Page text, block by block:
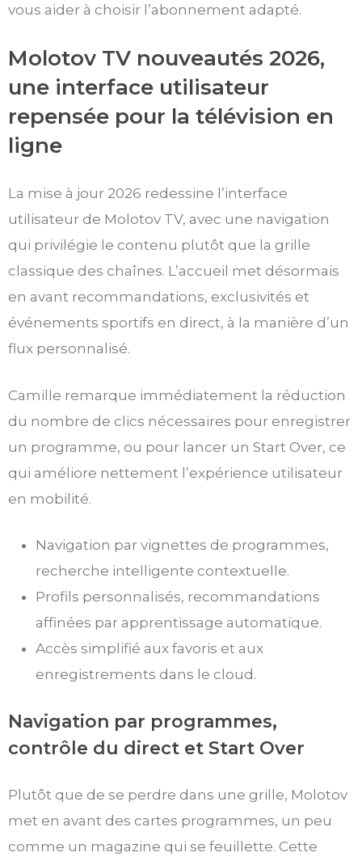
vous aider à choisir l’abonnement adapté.
Molotov TV nouveautés 2026,
une interface utilisateur
repensée pour la télévision en
ligne
La mise à jour 2026 redessine l’interface
utilisateur de Molotov TV, avec une navigation
qui privilégie le contenu plutôt que la grille
classique des chaînes. L’accueil met désormais
en avant recommandations, exclusivités et
événements sportifs en direct, à la manière d’un
flux personnalisé.
Camille remarque immédiatement la réduction
du nombre de clics nécessaires pour enregistrer
un programme, ou pour lancer un Start Over, ce
qui améliore nettement l’expérience utilisateur
en mobilité.
Navigation par vignettes de programmes,
recherche intelligente contextuelle.
Profils personnalisés, recommandations
affinées par apprentissage automatique.
Accès simplifié aux favoris et aux
enregistrements dans le cloud.
Navigation par programmes,
contrôle du direct et Start Over
Plutôt que de se perdre dans une grille, Molotov
met en avant des cartes programmes, un peu
comme un magazine qui se feuillette. Cette